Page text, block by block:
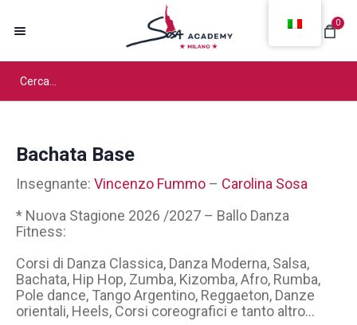
0
Bachata Base
Insegnante:Vincenzo Fummo – Carolina Sosa
* Nuova Stagione 2026 /2027 – Ballo Danza
Fitness:
Corsi di Danza Classica, Danza Moderna, Salsa,
Bachata, Hip Hop, Zumba, Kizomba, Afro, Rumba,
Pole dance, Tango Argentino, Reggaeton, Danze
orientali, Heels, Corsi coreografici e tanto altro…